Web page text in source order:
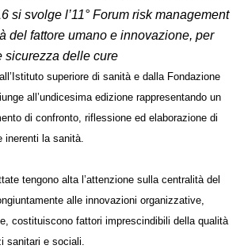
si svolge l’11° Forum risk management
del fattore umano e innovazione, per
sicurezza delle cure
superiore di sanità e dalla Fondazione
all’undicesima edizione rappresentando un
di confronto, riflessione ed elaborazione di
inerenti la sanità.
tengono alta l’attenzione sulla centralità del
alle innovazioni organizzative,
costituiscono fattori imprescindibili della qualità
sanitari e sociali.